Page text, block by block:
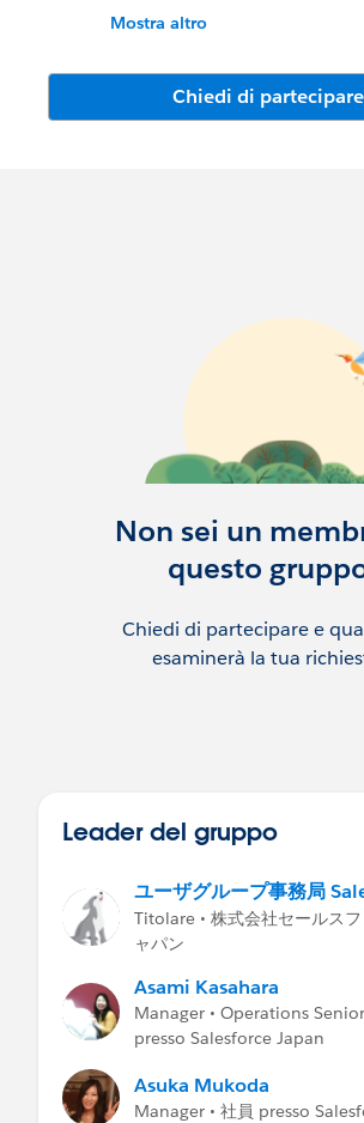
ィプラットフォーム「User
して活動しております。
▼新しいGroupはこちらから
community/groups/
Mostra altro
Chiedi di partecipare
Non sei un
questo
Chiedi di partecipare e
esaminerà la tua
Leader del gruppo
ユーザグループ事務局
Titolare • 株式会社セールス
ャパン
Asami Kasahara
Manager • Operations
presso Salesforce Japan
Asuka Mukoda
Manager • 社員 presso